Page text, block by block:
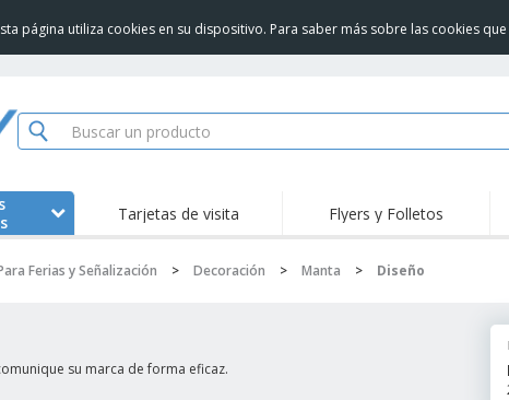
página utiliza cookies en su dispositivo. Para saber más sobre las cookies
Tarjetas de visita Flyers y Folletos
Ferias y Señalización > Decoración > Manta > Diseño
su marca de forma eficaz.